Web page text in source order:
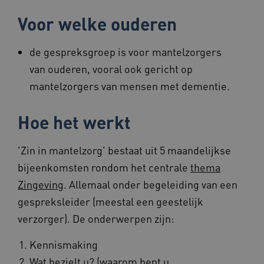
Voor welke ouderen
de gespreksgroep is voor mantelzorgers
van ouderen, vooral ook gericht op
mantelzorgers van mensen met dementie.
Hoe het werkt
'Zin in mantelzorg' bestaat uit 5 maandelijkse
bijeenkomsten rondom het centrale thema
Zingeving. Allemaal onder begeleiding van een
gespreksleider (meestal een geestelijk
verzorger). De onderwerpen zijn:
Kennismaking